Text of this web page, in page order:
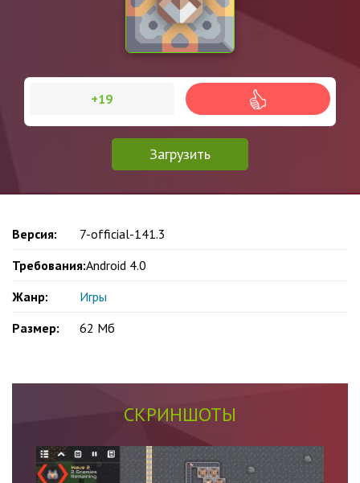
Загрузить
+19
Версия:
7-official-141.3
Требования:Android 4.0
Жанр:
Игры
Размер:
62 Мб
СКРИНШОТЫ